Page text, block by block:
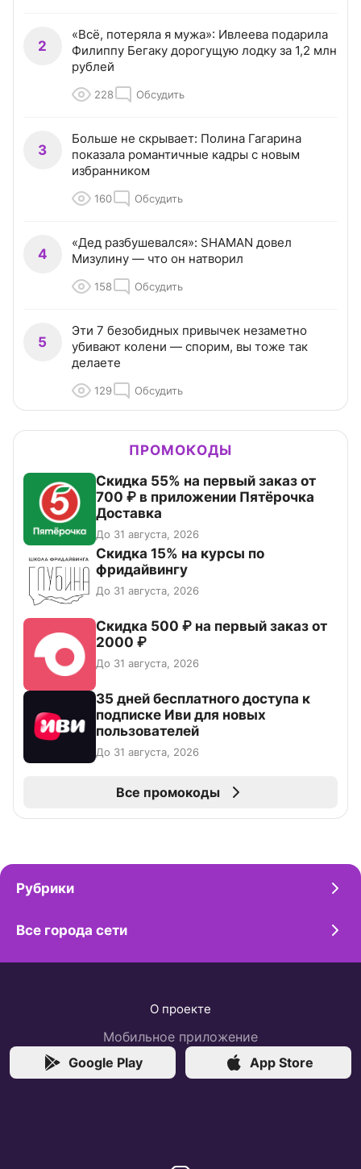
2
«Всё, потеряла я мужа»: Ивлеева подарила
Филиппу Бегаку дорогущую лодку за 1,2 млн
рублей
228 Обсудить
3
Больше не скрывает: Полина Гагарина
показала романтичные кадры с новым
избранником
160 Обсудить
4
«Дед разбушевался»: SHAMAN довел
Мизулину — что он натворил
158 Обсудить
5
Эти 7 безобидных привычек незаметно
убивают колени — спорим, вы тоже так
делаете
129 Обсудить
ПРОМОКОДЫ
Скидка 55% на первый заказ от
700 ₽ в приложении Пятёрочка
Доставка
До 31 августа, 2026
Скидка 15% на курсы по
фридайвингу
До 31 августа, 2026
Скидка 500 ₽ на первый заказ от
2000 ₽
До 31 августа, 2026
35 дней бесплатного доступа к
подписке Иви для новых
пользователей
До 31 августа, 2026
Все промокоды
Рубрики
Все города сети
О проекте
Мобильное приложение
Google Play
App Store